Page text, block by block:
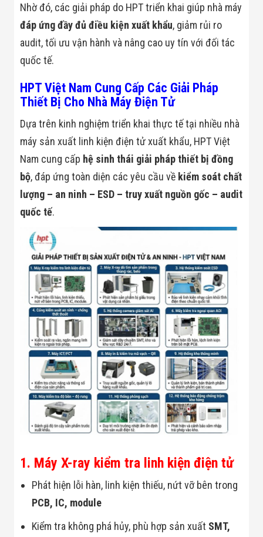
Súng Bắn
Flycam
Robot Tự Hành
Robot AI
Loại
Máy Soi Hành
Cổng Phân Làn
Tự Động
Nhận Diện
Khuôn Mặt
Hệ Thống Điện
Nhẹ
Ngành
Thiết Bị Ngành
Matrixcope
Thiết Bị Ngành
Công Nghiệp
Thiết Bị Ngành
Giáo Dục
Thiết Bị Ngành
Thủy Sản
Thiết Bị Ngành
Giày Da, Túi
Xách
Dự Án Triển
Khai
Dự Án Ngành
Thủy Sản
Dự Án Ngành
Thực Phẩm
Dự Án Ngành
Hàng
Dự Án Ngành
Trường Học
Dự Án Ngành
Công An - Quân
Nhờ đó, các giải pháp do HPT triển khai giúp nhà máy
đáp ứng đầy đủ điều kiện xuất khẩu, giảm rủi ro
audit, tối ưu vận hành và nâng cao uy tín với đối tác
quốc tế.
HPT Việt Nam Cung Cấp Các Giải Pháp
Thiết Bị Cho Nhà Máy Điện Tử
Dựa trên kinh nghiệm triển khai thực tế tại nhiều nhà
máy sản xuất linh kiện điện tử xuất khẩu, HPT Việt
Nam cung cấp hệ sinh thái giải pháp thiết bị đồng
bộ, đáp ứng toàn diện các yêu cầu về kiểm soát chất
lượng – an ninh – ESD – truy xuất nguồn gốc – audit
quốc tế.
1. Máy X-ray kiểm tra linh kiện điện tử
Phát hiện lỗi hàn, linh kiện thiếu, nứt vỡ bên trong
PCB, IC, module
Kiểm tra không phá hủy, phù hợp sản xuất SMT,